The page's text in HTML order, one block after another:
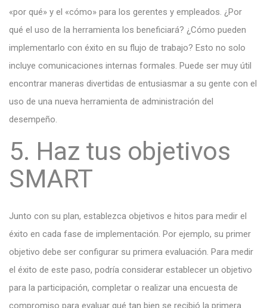
«por qué» y el «cómo» para los gerentes y empleados. ¿Por
qué el uso de la herramienta los beneficiará? ¿Cómo pueden
implementarlo con éxito en su flujo de trabajo? Esto no solo
incluye comunicaciones internas formales. Puede ser muy útil
encontrar maneras divertidas de entusiasmar a su gente con el
uso de una nueva herramienta de administración del
desempeño.
5. Haz tus objetivos
SMART
Junto con su plan, establezca objetivos e hitos para medir el
éxito en cada fase de implementación. Por ejemplo, su primer
objetivo debe ser configurar su primera evaluación. Para medir
el éxito de este paso, podría considerar establecer un objetivo
para la participación, completar o realizar una encuesta de
compromiso para evaluar qué tan bien se recibió la primera